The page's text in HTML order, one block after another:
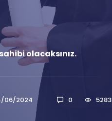
Özel Fırsatlar
İlgili Haberler
Konu Anlatımı
olacaksınız.
06/2024 0 5283